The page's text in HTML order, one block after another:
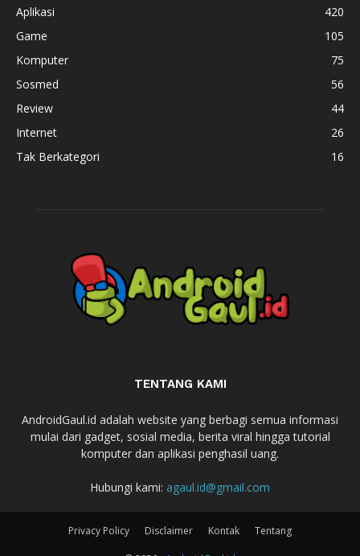
Aplikasi
420
Game
105
Komputer
75
Sosmed
56
Review
44
Internet
26
Tak Berkategori
16
TENTANG KAMI
AndroidGaul.id adalah website yang berbagi semua informasi
mulai dari gadget, sosial media, berita viral hingga tutorial
komputer dan aplikasi penghasil uang.
Hubungi kami: agaul.id@gmail.com
Privacy Policy Disclaimer Kontak Tentang